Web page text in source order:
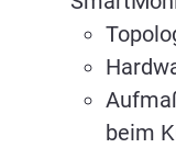
beim